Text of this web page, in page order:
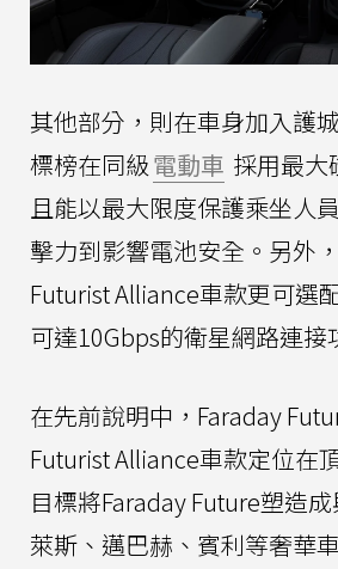
其他部分，則在車身加入護
標榜在同級電動車 採用最大
且能以最大限度保護乘坐人
擊力到影響電池安全。另外
Futurist Alliance車款更可選
可達10Gbps的衛星網路連接
在先前說明中，Faraday
Futurist Alliance車款定位在
目標將Faraday Future塑造
萊斯、邁巴赫、賓利等奢華